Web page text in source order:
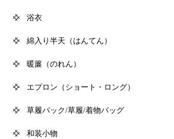
浴衣
綿入り半天（はんてん）
暖簾（のれん）
エプロン（ショート・ロング）
草履バック/草履/着物バッグ
和装小物